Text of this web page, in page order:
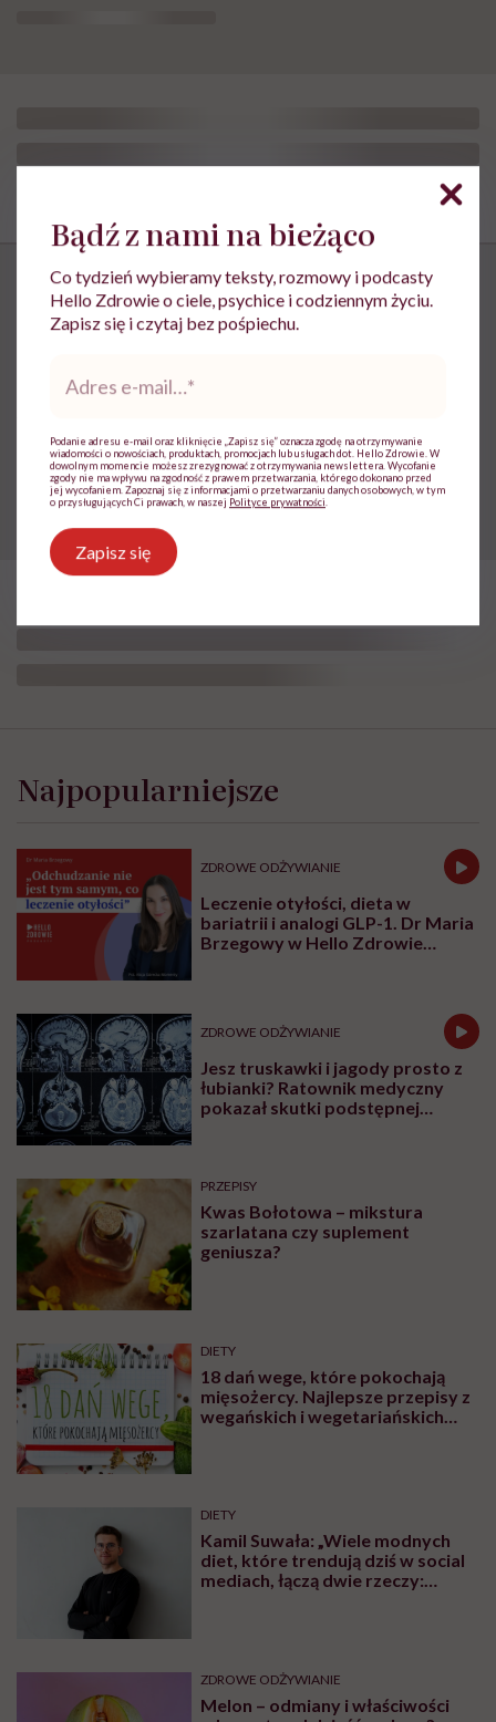
rodzinie to jest coś, bez czego
poradzi”
Najpopularniejsze
ZDROWE ODŻYWIANIE
Leczenie otyłości, dieta w
bariatrii i analogi GLP-1. Dr Maria
Brzegowy w Hello Zdrowie
ZDROWE ODŻYWIANIE
Jesz truskawki i jagody prosto z
łubianki? Ratownik medyczny
pokazał skutki podstępnej
PRZEPISY
Kwas Bołotowa – mikstura
szarlatana czy suplement
geniusza?
DIETY
18 dań wege, które pokochają
mięsożercy. Najlepsze przepisy z
wegańskich i wegetariańskich
DIETY
Kamil Suwała: „Wiele modnych
diet, które trendują dziś w social
mediach, łączą dwie rzeczy:
ZDROWE ODŻYWIANIE
Melon – odmiany i właściwości
Bądź z nami na bieżąco
Co tydzień wybieramy teksty, rozmowy i podcasty
Hello Zdrowie o ciele, psychice i codziennym życiu.
Zapisz się i czytaj bez pośpiechu.
*
Podanie adresu e-mail oraz kliknięcie „Zapisz się” oznacza zgodę na otrzymywanie
wiadomości o nowościach, produktach, promocjach lub usługach dot. Hello Zdrowie. W
dowolnym momencie możesz zrezygnować z otrzymywania newslettera. Wycofanie
zgody nie ma wpływu na zgodność z prawem przetwarzania, którego dokonano przed
jej wycofaniem. Zapoznaj się z informacjami o przetwarzaniu danych osobowych, w tym
o przysługujących Ci prawach, w naszej Polityce prywatności
Zapisz się